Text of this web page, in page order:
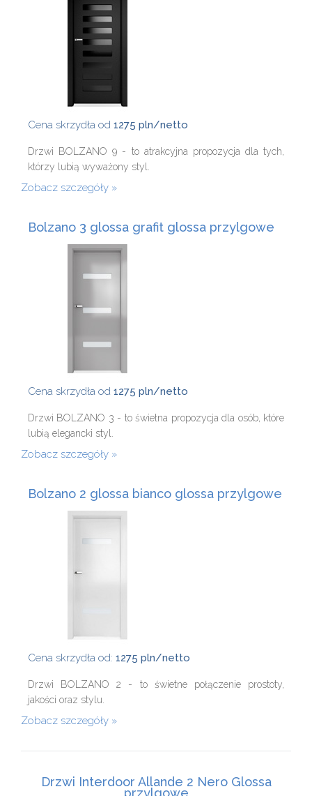
Cena skrzydła od 1275 pln/netto
Drzwi BOLZANO 9 - to atrakcyjna propozycja dla tych,
którzy lubią wyważony styl.
Zobacz szczegóły
Bolzano 3 glossa grafit glossa przylgowe
Cena skrzydła od 1275 pln/netto
Drzwi BOLZANO 3 - to świetna propozycja dla osób, które
lubią elegancki styl.
Zobacz szczegóły
Bolzano 2 glossa bianco glossa przylgowe
Cena skrzydła od: 1275 pln/netto
Drzwi BOLZANO 2 - to świetne połączenie prostoty,
jakości oraz stylu.
Zobacz szczegóły
Drzwi Interdoor Allande 2 Nero Glossa